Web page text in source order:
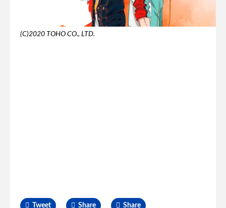
(C)2020 TOHO CO., LTD.
Tweet Share Share